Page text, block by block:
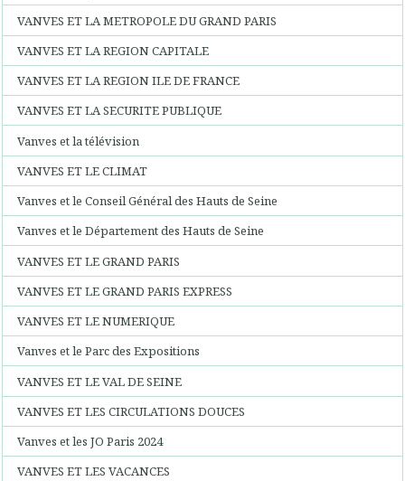
VANVES ET LA METROPOLE DU GRAND PARIS
VANVES ET LA REGION CAPITALE
VANVES ET LA REGION ILE DE FRANCE
VANVES ET LA SECURITE PUBLIQUE
Vanves et la télévision
VANVES ET LE CLIMAT
Vanves et le Conseil Général des Hauts de Seine
Vanves et le Département des Hauts de Seine
VANVES ET LE GRAND PARIS
VANVES ET LE GRAND PARIS EXPRESS
VANVES ET LE NUMERIQUE
Vanves et le Parc des Expositions
VANVES ET LE VAL DE SEINE
VANVES ET LES CIRCULATIONS DOUCES
Vanves et les JO Paris 2024
VANVES ET LES VACANCES